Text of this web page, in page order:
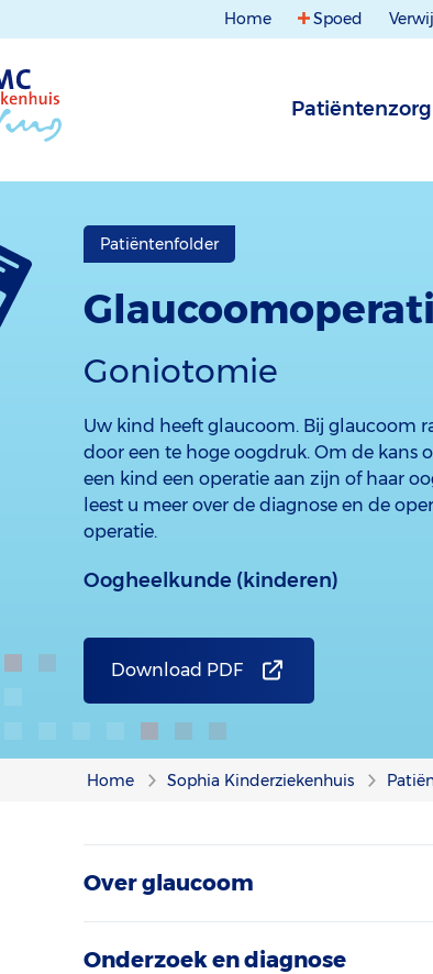
Home Spoed
Patiëntenzorg
Patiëntenfolder
Goniotomie
Uw kind heeft glaucoom. Bij glaucoom
door een te hoge oogdruk. Om de
een kind een operatie aan zijn of haar
leest u meer over de diagnose en de
operatie.
Oogheelkunde (kinderen)
Download PDF
Home Sophia Kinderziekenhuis
Over glaucoom
Onderzoek en diagnose